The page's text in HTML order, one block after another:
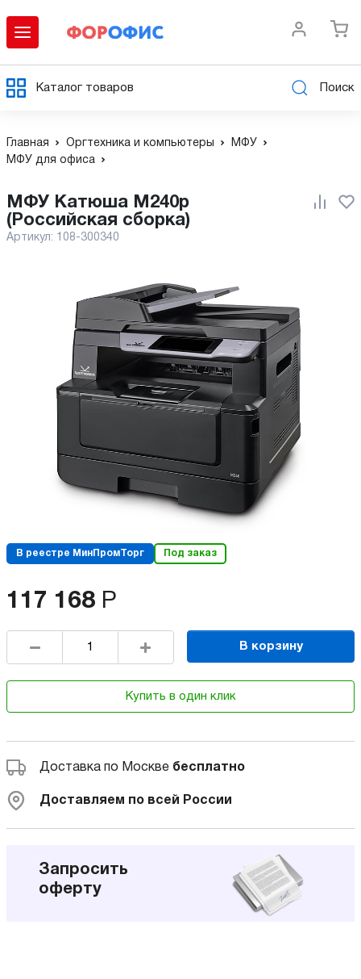
Каталог товаров Поиск
Главная Оргтехника и компьютеры
МФУ
МФУ для офиса
МФУ Катюша М240р
(Российская сборка)
Артикул: 108-300340
В реестре МинПромТорг Под заказ
117 168 Р
В корзину
Купить в один клик
Доставка по Москве бесплатно
Доставляем по всей России
Запросить
оферту